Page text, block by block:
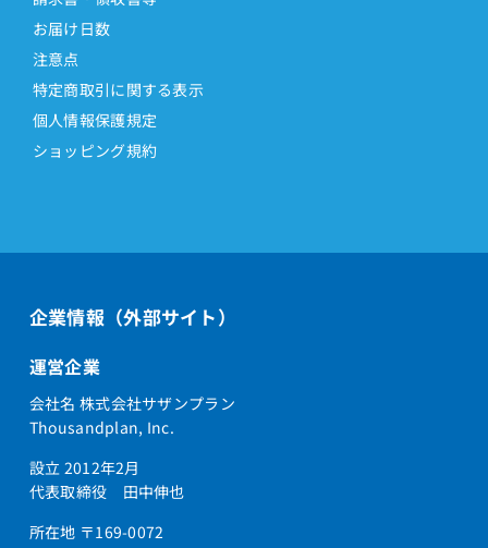
お届け日数
注意点
特定商取引に関する表示
個人情報保護規定
ショッピング規約
企業情報（外部サイト）
運営企業
会社名 株式会社サザンプラン
Thousandplan, Inc.
設立 2012年2月
代表取締役 田中伸也
所在地 〒169-0072